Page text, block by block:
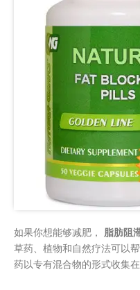
如果你想能够减肥， 脂肪阻
草药、植物和自然疗法可以
药以专有混合物的形式收集